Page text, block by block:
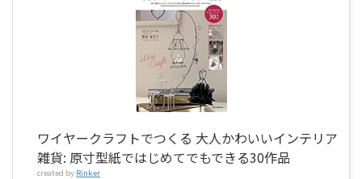
ワイヤークラフトでつくる 大人かわいいインテリア
雑貨: 原寸型紙ではじめてでもできる30作品
created by Rinker